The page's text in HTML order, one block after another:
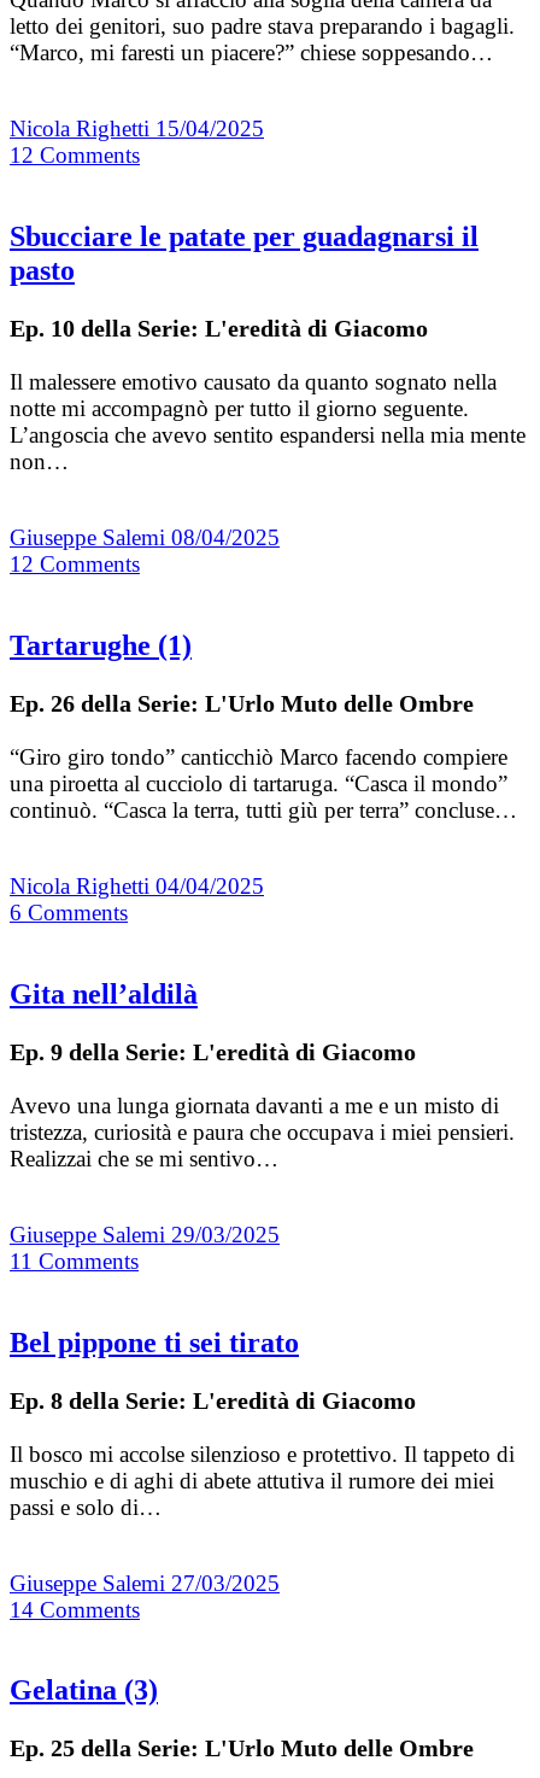
letto dei genitori, suo padre stava preparando i bagagli.
“Marco, mi faresti un piacere?” chiese soppesando…
Nicola Righetti 15/04/2025
12 Comments
Sbucciare le patate per guadagnarsi il
pasto
Ep. 10 della Serie: L'eredità di Giacomo
Il malessere emotivo causato da quanto sognato nella
notte mi accompagnò per tutto il giorno seguente.
L’angoscia che avevo sentito espandersi nella mia mente
non…
Giuseppe Salemi 08/04/2025
12 Comments
Tartarughe (1)
Ep. 26 della Serie: L'Urlo Muto delle Ombre
“Giro giro tondo” canticchiò Marco facendo compiere
una piroetta al cucciolo di tartaruga. “Casca il mondo”
continuò. “Casca la terra, tutti giù per terra” concluse…
Nicola Righetti 04/04/2025
6 Comments
Gita nell’aldilà
Ep. 9 della Serie: L'eredità di Giacomo
Avevo una lunga giornata davanti a me e un misto di
tristezza, curiosità e paura che occupava i miei pensieri.
Realizzai che se mi sentivo…
Giuseppe Salemi 29/03/2025
11 Comments
Bel pippone ti sei tirato
Ep. 8 della Serie: L'eredità di Giacomo
Il bosco mi accolse silenzioso e protettivo. Il tappeto di
muschio e di aghi di abete attutiva il rumore dei miei
passi e solo di…
Giuseppe Salemi 27/03/2025
14 Comments
Gelatina (3)
Ep. 25 della Serie: L'Urlo Muto delle Ombre